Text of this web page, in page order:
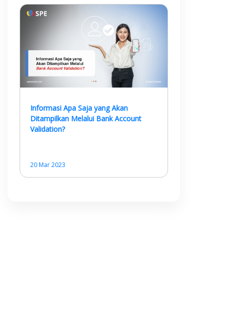
Informasi Apa Saja yang Akan
Ditampilkan Melalui Bank Account
Validation?
20 Mar 2023